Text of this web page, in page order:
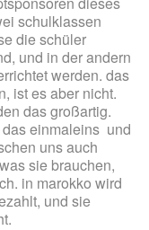
schulklassen
die schüler
und in der andern
werden. das
ist es aber nicht.
das großartig.
einmaleins und
uns auch
sie brauchen,
in marokko wird
und sie